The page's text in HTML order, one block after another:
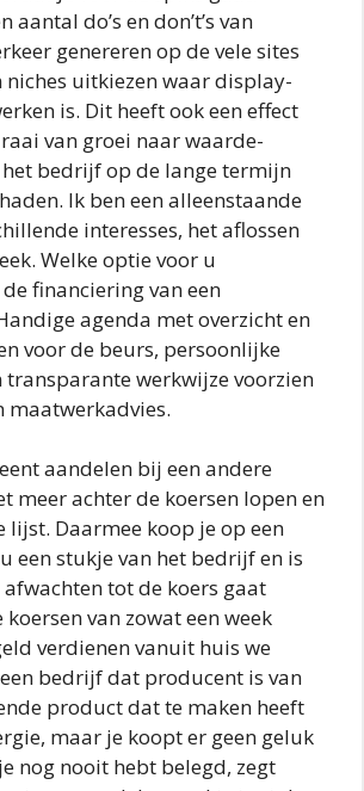
aantal do’s en don’t’s van
genereren op de vele sites
uitkiezen waar display-
is. Dit heeft ook een effect
van groei naar waarde-
bedrijf op de lange termijn
Ik ben een alleenstaande
interesses, het aflossen
Welke optie voor u
financiering van een
agenda met overzicht en
voor de beurs, persoonlijke
transparante werkwijze voorzien
maatwerkadvies.
aandelen bij een andere
meer achter de koersen lopen en
lijst. Daarmee koop je op een
een stukje van het bedrijf en is
afwachten tot de koers gaat
van zowat een week
verdienen vanuit huis we
bedrijf dat producent is van
product dat te maken heeft
maar je koopt er geen geluk
nog nooit hebt belegd, zegt